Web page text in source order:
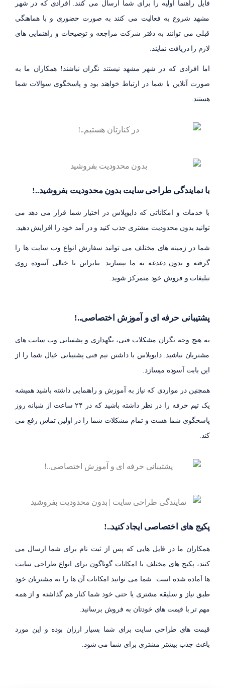
فایل راهنما اولیه را برای شما ارسال می کنند. افرادی که در شهر
مشهد شروع به فعالیت می کنند به صورت حضوری و با هماهنگی
قبلی می توانند به دفتر شرکت مراجعه و توضیحات و راهنمایی های
لازم را دریافت نمایند.
اما افرادی که در شهر مشهد نیستند نگران نباشند! همکاران ما به
صورت آنلاین با شما در ارتباط خواهند بود و پاسخگوی سوالات شما
هستند.
با نمایندگی طراحی سایت بدون محدودیت بفروشید..!
با خدمات و امکاناتی که دایوپلاس در اختیار شما قرار می دهد می
توانید بدون محدودیت مشتری جذب کنید و در آمد خود را افزایش دهید.
شما در زمینه های مختلف می توانید سفارش انواع وب سایت ها را
گرفته و بدون دغدغه به ما بپسارید. بنابراین با خیالی آسوده روی
تبلیغات و فروش خود متمرکز شوید.
پشتیبانی حرفه ای و آموزش اختصاصی..!
به هیچ وجه نگران مشکلات فنی، نگهداری و پشتیبانی وب سایت های
مشتریان نباشید. دایوپلاس با داشتن تیم فنی پشتیبانی خیال شما را از
این بابت آسوده میسازد.
همچنین در مواردی که نیاز به آموزش و راهنمایی داشته باشید همیشه
یک تیم حرفه را در نظر داشته باشید که در ۲۴ ساعت از شبانه روز
پاسخگوی شما هست و تمام مشکلات شما را در اولین تماس رفع می
کند.
پکیج های اختصاصی ایجاد کنید..!
همکاران ما در فایل هایی که پس از ثبت نام برای شما ارسال می
کنند، پکیج های مختلف با امکانات گوناگون برای انواع طراحی سایت
ها آماده شده است. شما می توانید امکانات آن ها را به مشتریان خود
طبق نیاز و سلیقه مشتری یا حتی خود شما کنار هم گذاشته و از همه
مهم تر با قیمت های خودتان به فروش برسانید.
قیمت های طراحی سایت برای شما بسیار ارزان بوده و این مورد
باعث جذب بیشتر مشتری برای شما می شود.